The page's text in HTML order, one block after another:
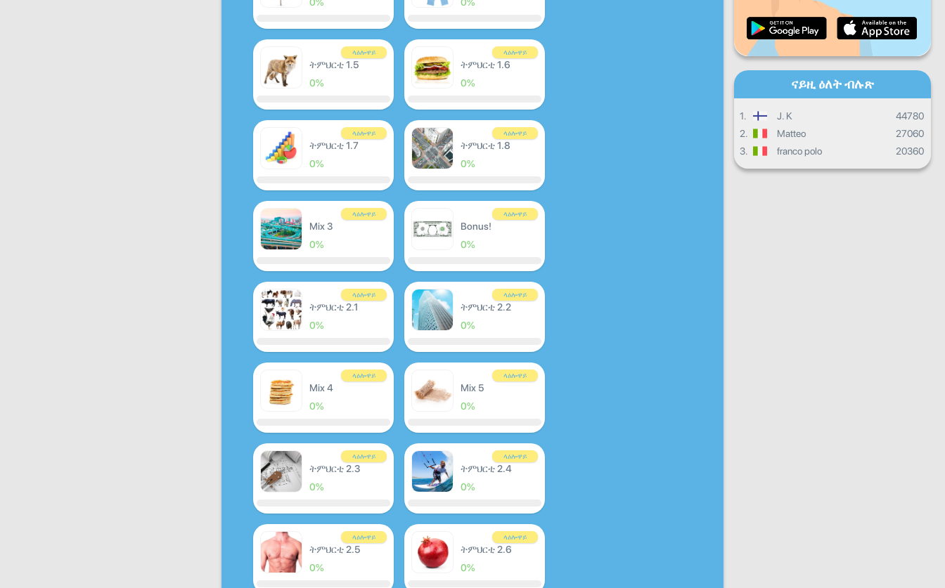
ላዕሎዋይ
ትምህርቲ 1.5
0%
ላዕሎዋይ
ትምህርቲ 1.6
0%
ላዕሎዋይ
ትምህርቲ 1.7
0%
ላዕሎዋይ
ትምህርቲ 1.8
0%
ላዕሎዋይ
Mix 3
0%
ላዕሎዋይ
Bonus!
0%
ላዕሎዋይ
ትምህርቲ 2.1
0%
ላዕሎዋይ
ትምህርቲ 2.2
0%
ላዕሎዋይ
Mix 4
0%
ላዕሎዋይ
Mix 5
0%
ላዕሎዋይ
ትምህርቲ 2.3
0%
ላዕሎዋይ
ትምህርቲ 2.4
0%
ላዕሎዋይ
ትምህርቲ 2.5
0%
ላዕሎዋይ
ትምህርቲ 2.6
0%
ጠቕላላ ዕብየት
ናይዚ ዕለት ብሉጽ
1. J. K
44780
2.
Matteo
27060
3.
franco polo 20360